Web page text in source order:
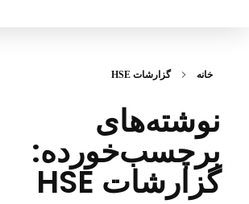
خانه گزارشات HSE
نوشته‌های
برچسب‌خورده:
گزارشات HSE